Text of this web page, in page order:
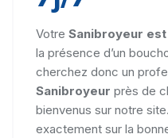
Votre Sanibroyeur
la présence d’un
cherchez donc un
Sanibroyeur près de
bienvenus sur notre
exactement sur la